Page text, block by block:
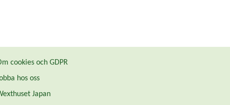
cookies och GDPR
hos oss
Japan